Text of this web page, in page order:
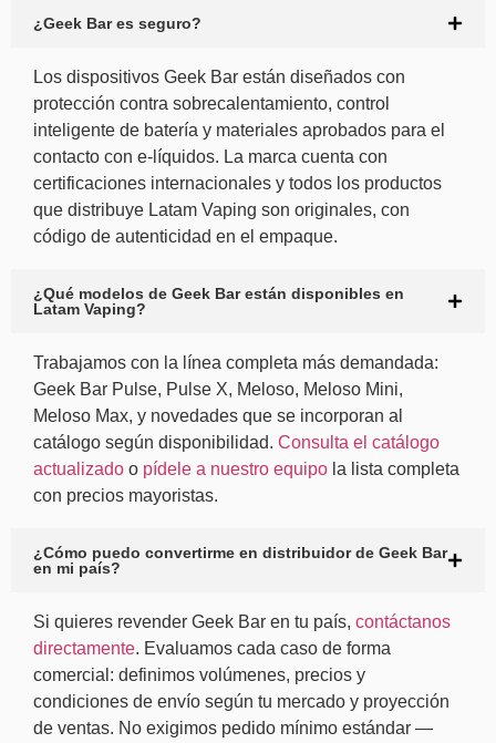
¿Geek Bar es seguro?
Los dispositivos Geek Bar están diseñados con
protección contra sobrecalentamiento, control
inteligente de batería y materiales aprobados para el
contacto con e-líquidos. La marca cuenta con
certificaciones internacionales y todos los productos
que distribuye Latam Vaping son originales, con
código de autenticidad en el empaque.
¿Qué modelos de Geek Bar están disponibles en
Latam Vaping?
Trabajamos con la línea completa más demandada:
Geek Bar Pulse, Pulse X, Meloso, Meloso Mini,
Meloso Max, y novedades que se incorporan al
catálogo según disponibilidad. Consulta el catálogo
actualizado o pídele a nuestro equipo la lista completa
con precios mayoristas.
¿Cómo puedo convertirme en distribuidor de Geek Bar
en mi país?
Si quieres revender Geek Bar en tu país, contáctanos
directamente. Evaluamos cada caso de forma
comercial: definimos volúmenes, precios y
condiciones de envío según tu mercado y proyección
de ventas. No exigimos pedido mínimo estándar —